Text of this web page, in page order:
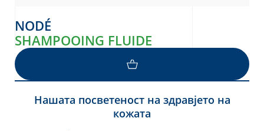
NODÉ
SHAMPOOING FLUIDE
Нашата посветеност на здравјето на
кожата